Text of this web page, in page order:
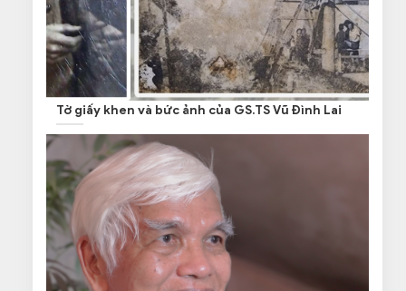
Tờ giấy khen và bức ảnh của GS.TS Vũ Đình Lai